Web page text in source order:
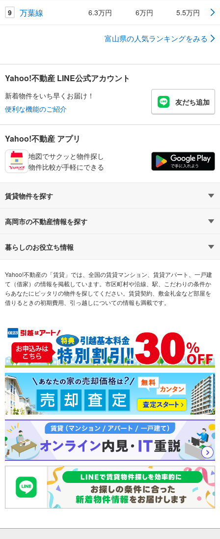
9 万葉線 6.3万円 6万円 5.5万円
富山県の人気ランキングをみる
Yahoo!不動産 LINE公式アカウント
新着物件をいち早くお届け！
便利な機能のご紹介
友だち追加
Yahoo!不動産 アプリ
地図でサクッと物件探し
物件比較が手軽にできる
賃貸物件を探す
路線・駅から探す
通勤時間から探す
不動産会社から探す 希望の条件から探す
テーマから探す ランキングから探す
高岡市の不動産情報を探す
不動産・住宅
新築マンション 中古マンション
新築一戸建て 中古一戸建て
売却査定
暮らしのお役立ち情報
マンションカタログ 教えて！住まいの先生
Yahoo!不動産の「賃貸」では、全国の賃貸マンション、賃貸アパート、一戸建
て（借家）の情報を掲載しています。市区町村や沿線、駅、こだわりの条件か
らあなたにピッタリの物件を探してください。賃貸契約、敷金礼金など部屋を
借りるときの初期費用、引っ越しについての情報も満載です。